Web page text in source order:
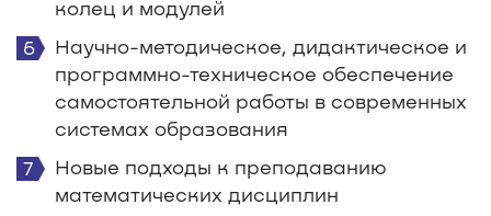
колец и модулей
Научно-методическое, дидактическое и
программно-техническое обеспечение
самостоятельной работы в современных
системах образования
Новые подходы к преподаванию
математических дисциплин